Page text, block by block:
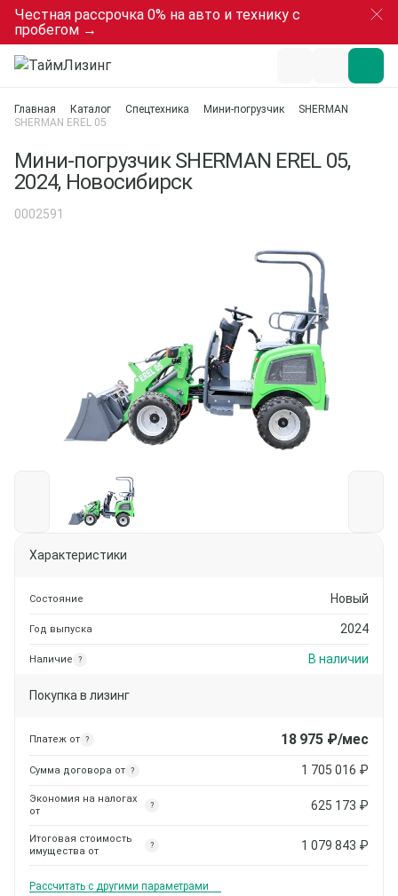
Честная рассрочка 0% на авто и технику с
пробегом →
Главная Каталог Спецтехника Мини-погрузчик
SHERMAN
SHERMAN EREL 05
Мини-погрузчик SHERMAN EREL 05,
2024, Новосибирск
0002591
Характеристики
Состояние Новый
Год выпуска 2024
Наличие ? В наличии
Покупка в лизинг
Платеж от ? 18 975₽/мес
Сумма договора от ? 1 705 016 ₽
Экономия на налогах
от
? 625 173 ₽
Итоговая стоимость
имущества от
? 1 079 843 ₽
Рассчитать с другими параметрами